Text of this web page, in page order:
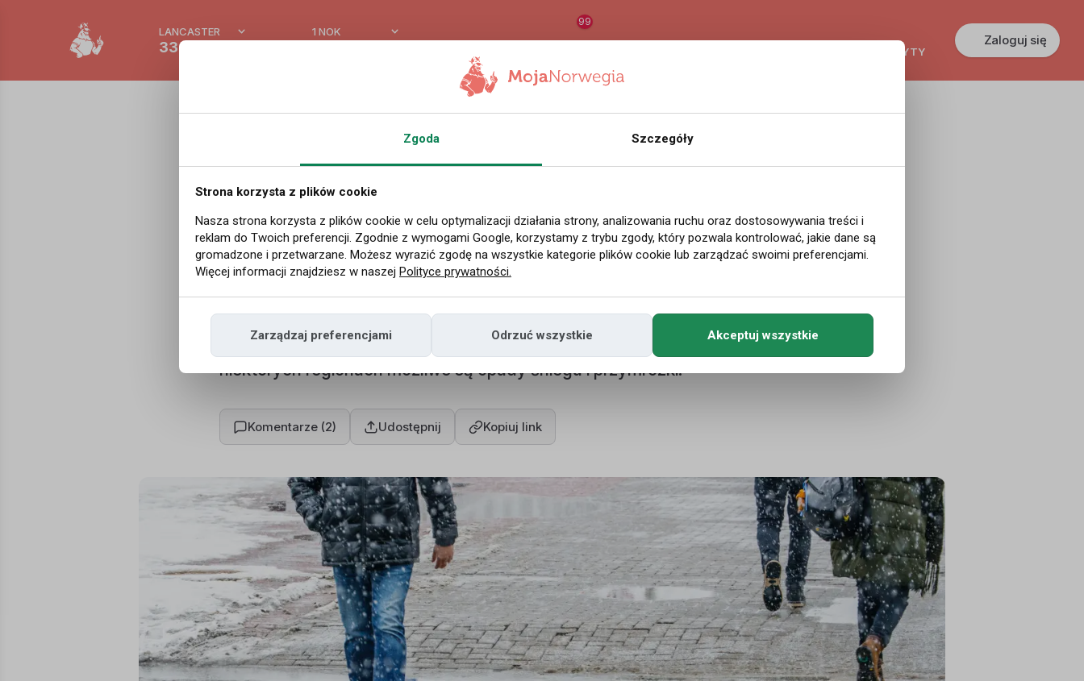
LANCASTER
33.1 °C
1 NOK
99
KREDYTY
Zaloguj się
Aktualności | Redakcja | 14 października 2025 14:37
Meteorolodzy ostrzegają. Do
Norwegii nadciąga zmiana
pogody
Do Norwegii nadchodzi wyraźne ochłodzenie. Po dniach z temperaturami powyżej
normy, od piątku prognozy zakładają znaczny spadek wskazań termometrów. W
niektórych regionach możliwe są opady śniegu i przymrozki.
Komentarze (2) Udostępnij Kopiuj link
Zgoda Szczegóły
Strona korzysta z plików cookie
Nasza strona korzysta z plików cookie w celu optymalizacji działania strony, analizowania ruchu oraz dostosowywania treści i
reklam do Twoich preferencji. Zgodnie z wymogami Google, korzystamy z trybu zgody, który pozwala kontrolować, jakie dane są
gromadzone i przetwarzane. Możesz wyrazić zgodę na wszystkie kategorie plików cookie lub zarządzać swoimi preferencjami.
Więcej informacji znajdziesz w naszej Polityce prywatności.
Zarządzaj preferencjami Odrzuć wszystkie Akceptuj wszystkie